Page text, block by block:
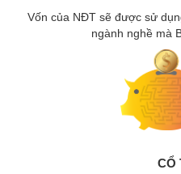
Vốn của NĐT sẽ được sử
ngành nghề mà
CỔ